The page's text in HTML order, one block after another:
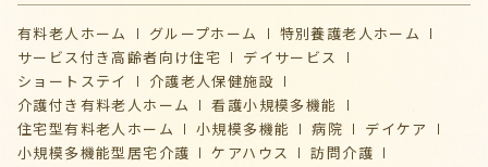
有料老人ホーム グループホーム
特別養護老人ホーム
サービス付き高齢者向け住宅
デイサービス
ショートステイ
介護⽼⼈保健施設
介護付き有料老人ホーム
看護小規模多機能
住宅型有料老人ホーム
小規模多機能 病院
デイケア
⼩規模多機能型居宅介護
ケアハウス
訪問介護